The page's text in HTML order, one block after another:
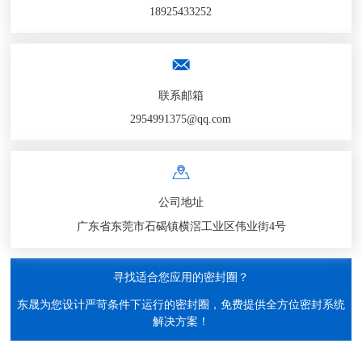
18925433252
联系邮箱
2954991375@qq.com
公司地址
广东省东莞市石碣镇横滘工业区伟业街4号
寻找适合您应用的密封圈？
东晟为您设计严苛条件下运行的密封圈，免费提供全方位密封系统
解决方案！